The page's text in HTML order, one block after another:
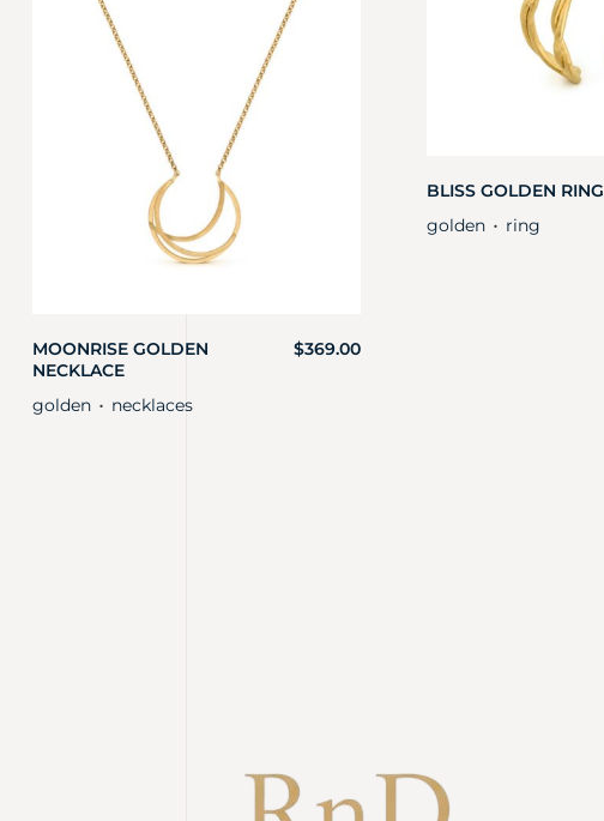
MOONRISE GOLDEN
NECKLACE
$369.00
golden・ necklaces
BLISS GOLDEN RING
golden・ ring